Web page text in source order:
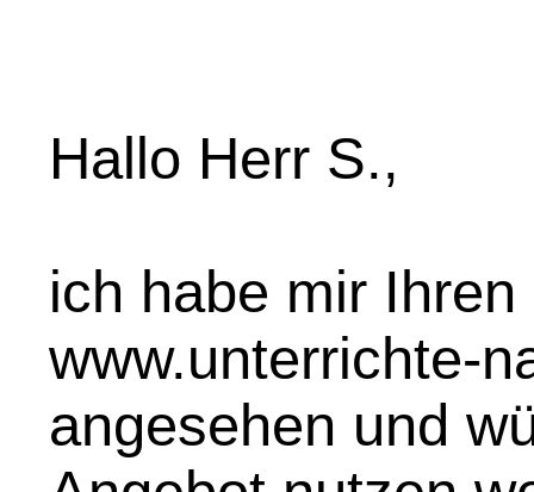
Hallo Herr S.,
ich habe mir
www.unterrichte-
angesehen und